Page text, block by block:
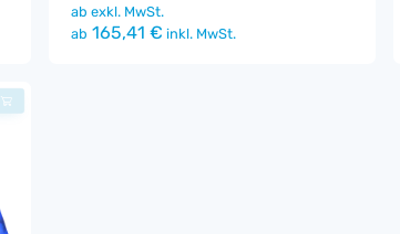
ab exkl. MwSt.
ab 165,41 € inkl. MwSt.